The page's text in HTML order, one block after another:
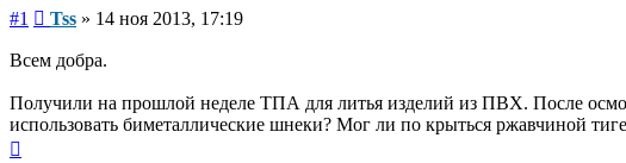
#1 Сообщение
Tss » 14 ноя 2013, 17:19
Всем добра.
Получили на прошлой неделе ТПА для литья изделий из ПВХ. После
использовать биметаллические шнеки? Мог ли по крыться ржавчиной